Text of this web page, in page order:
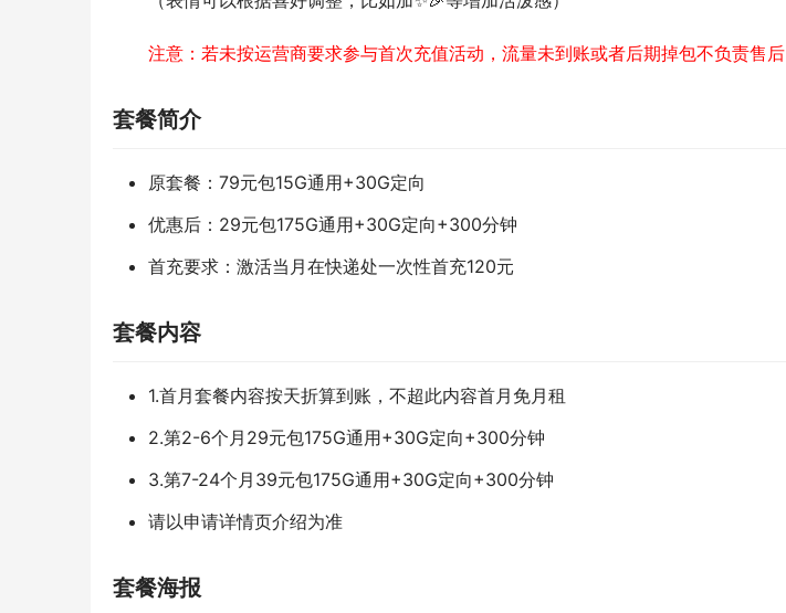
注意：若未按运营商要求参与首次充值活动，流量未到账或者后期掉包不负责售后
套餐简介
原套餐：79元包15G通用+30G定向
优惠后：29元包175G通用+30G定向+300分钟
首充要求：激活当月在快递处一次性首充120元
套餐内容
1.首月套餐内容按天折算到账，不超此内容首月免月租
2.第2-6个月29元包175G通用+30G定向+300分钟
3.第7-24个月39元包175G通用+30G定向+300分钟
请以申请详情页介绍为准
套餐海报